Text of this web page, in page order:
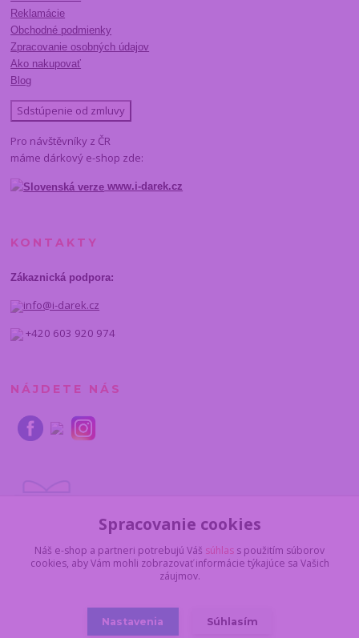
Reklamácie
Obchodné podmienky
Zpracovanie osobných údajov
Ako nakupovať
Blog
Sdstúpenie od zmluvy
Pro návštěvníky z ČR
máme dárkový e-shop zde:
www.i-darek.cz
KONTAKTY
Zákaznická podpora:
info@i-darek.cz
+420 603 920 974
NÁJDETE NÁS
Spracovanie cookies
Náš e-shop a partneri potrebujú Váš súhlas s použitím súborov
cookies, aby Vám mohli zobrazovať informácie týkajúce sa Vašich
záujmov.
Nastavenia Súhlasím